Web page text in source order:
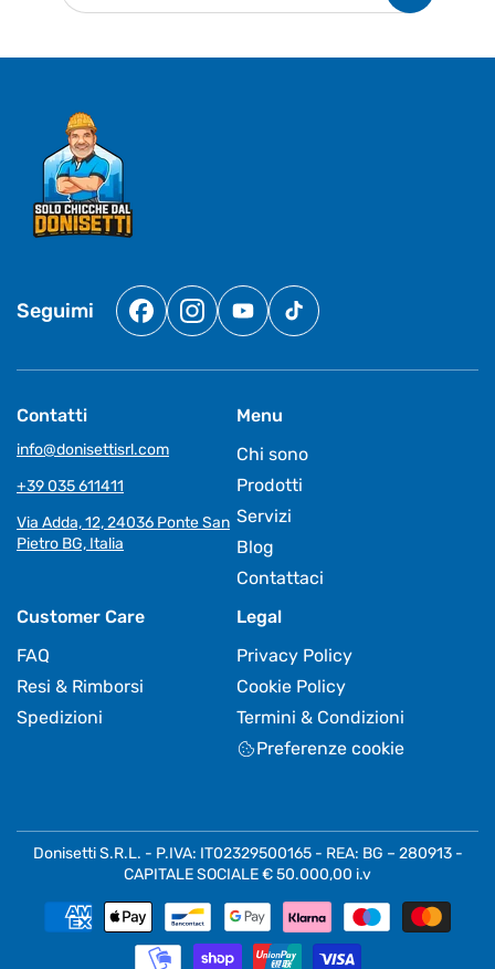
Seguimi
FacebookInstagram
YouTubeTikTok
Contatti
info@donisettisrl.com
+39 035 611411
Via Adda, 12, 24036 Ponte San
Pietro BG, Italia
Menu
Chi sono
Prodotti
Servizi
Blog
Contattaci
Customer Care
FAQ
Resi & Rimborsi
Spedizioni
Legal
Privacy Policy
Cookie Policy
Termini & Condizioni
Preferenze cookie
Donisetti S.R.L. - P.IVA: IT02329500165 - REA: BG – 280913 -
CAPITALE SOCIALE € 50.000,00 i.v
Metodi